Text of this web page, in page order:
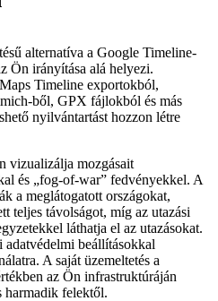
alternatíva a Google Timeline-
Ön irányítása alá helyezi.
Timeline exportokból,
ből, GPX fájlokból és más
nyilvántartást hozzon létre
vizualizálja mozgásait
és „fog-of-war” fedvényekkel. A
a meglátogatott országokat,
teljes távolságot, míg az utazási
láthatja el az utazásokat.
adatvédelmi beállításokkal
A saját üzemeltetés a
az Ön infrastruktúráján
harmadik felektől.